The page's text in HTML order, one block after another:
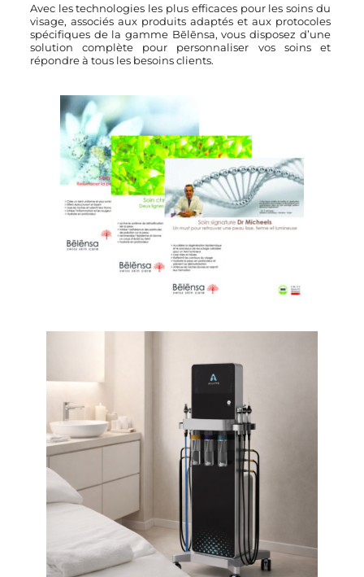
Avec les technologies les plus efficaces pour les soins du
visage, associés aux produits adaptés et aux protocoles
spécifiques de la gamme Bēlēnsa, vous disposez d’une
solution complète pour personnaliser vos soins et
répondre à tous les besoins clients.